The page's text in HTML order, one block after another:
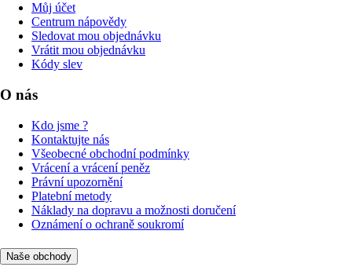
Můj účet
Centrum nápovědy
Sledovat mou objednávku
Vrátit mou objednávku
Kódy slev
O nás
Kdo jsme ?
Kontaktujte nás
Všeobecné obchodní podmínky
Vrácení a vrácení peněz
Právní upozornění
Platební metody
Náklady na dopravu a možnosti doručení
Oznámení o ochraně soukromí
Naše obchody